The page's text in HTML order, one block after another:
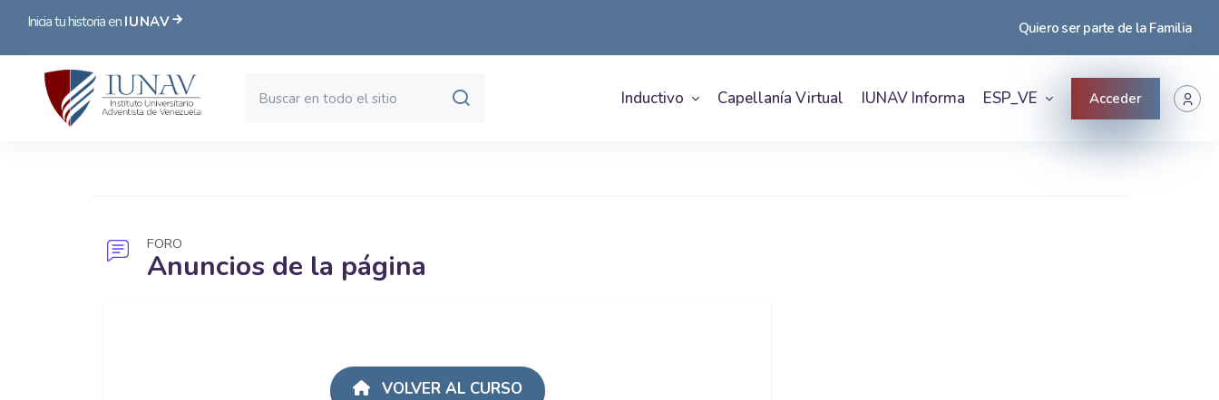
Inicia tu historia en IUNAV Quiero ser parte de la Familia
Inductivo Capellanía Virtual IUNAV Informa ESP_VE Acceder
FORO
Anuncios de la página
VOLVER AL CURSO